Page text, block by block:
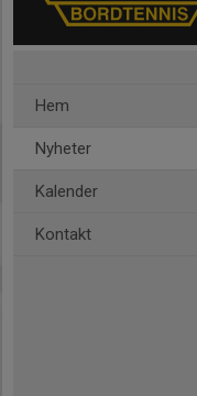
Hem
Nyheter
Kalender
Kontakt